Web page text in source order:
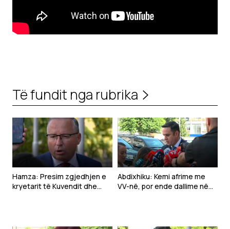
Të fundit nga rubrika
Hamza: Presim zgjedhjen e
kryetarit të Kuvendit dhe
Abdixhiku: Kemi afrime me
VV-në, por ende dallime në